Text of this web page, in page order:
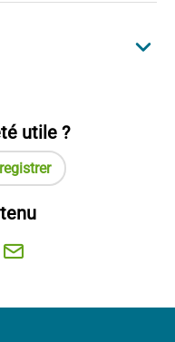
utile ?
(nouvelle fenêtre)
X / Twitter (nouvelle
sur WhatsApp
Partager par mail